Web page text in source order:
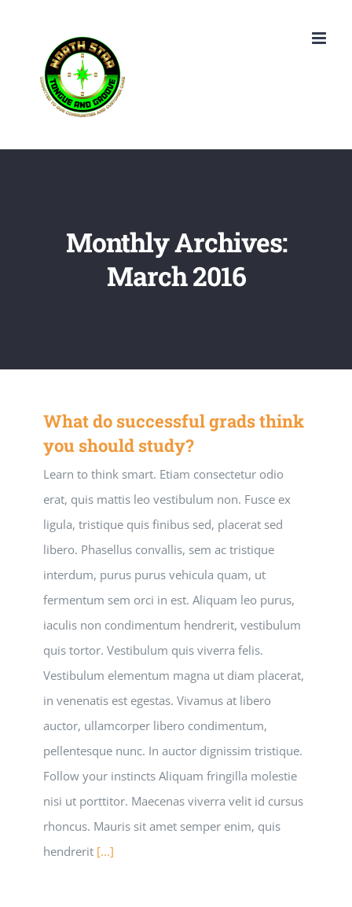
Monthly Archives:
March 2016
What do successful grads think
you should study?
Learn to think smart. Etiam consectetur odio
erat, quis mattis leo vestibulum non. Fusce ex
ligula, tristique quis finibus sed, placerat sed
libero. Phasellus convallis, sem ac tristique
interdum, purus purus vehicula quam, ut
fermentum sem orci in est. Aliquam leo purus,
iaculis non condimentum hendrerit, vestibulum
quis tortor. Vestibulum quis viverra felis.
Vestibulum elementum magna ut diam placerat,
in venenatis est egestas. Vivamus at libero
auctor, ullamcorper libero condimentum,
pellentesque nunc. In auctor dignissim tristique.
Follow your instincts Aliquam fringilla molestie
nisi ut porttitor. Maecenas viverra velit id cursus
rhoncus. Mauris sit amet semper enim, quis
hendrerit [...]